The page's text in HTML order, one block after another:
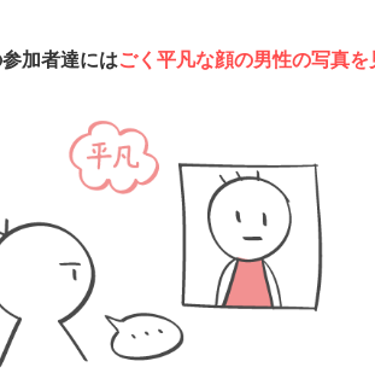
加者達にはごく平凡な顔の男性の写真を